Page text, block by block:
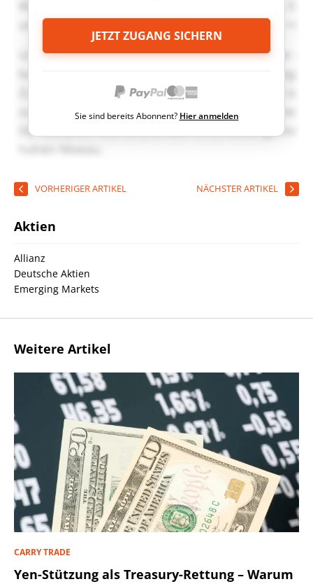
JETZT ZUGANG SICHERN
Sie sind bereits Abonnent? Hier anmelden
VORHERIGER ARTIKEL NÄCHSTER ARTIKEL
Aktien
Allianz
Deutsche Aktien
Emerging Markets
Weitere Artikel
CARRY TRADE
Yen-Stützung als Treasury-Rettung – Warum